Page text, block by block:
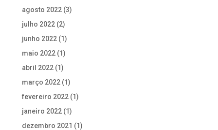
agosto 2022(3)
julho 2022(2)
junho 2022(1)
maio 2022(1)
abril 2022(1)
março 2022(1)
fevereiro 2022(1)
janeiro 2022(1)
dezembro 2021 (1)